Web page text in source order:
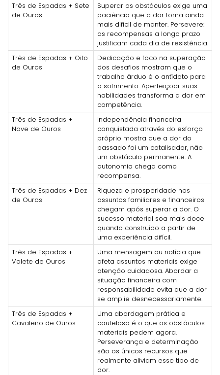
Três de Espadas + Sete
de Ouros
Superar os obstáculos exige uma
paciência que a dor torna ainda
mais difícil de manter. Persevere:
as recompensas a longo prazo
justificam cada dia de resistência.
Três de Espadas + Oito
de Ouros
Dedicação e foco na superação
dos desafios mostram que o
trabalho árduo é o antídoto para
o sofrimento. Aperfeiçoar suas
habilidades transforma a dor em
competência.
Três de Espadas +
Nove de Ouros
Independência financeira
conquistada através do esforço
próprio mostra que a dor do
passado foi um catalisador, não
um obstáculo permanente. A
autonomia chega como
recompensa.
Três de Espadas + Dez
de Ouros
Riqueza e prosperidade nos
assuntos familiares e financeiros
chegam após superar a dor. O
sucesso material soa mais doce
quando construído a partir de
uma experiência difícil.
Três de Espadas +
Valete de Ouros
Uma mensagem ou notícia que
afeta assuntos materiais exige
atenção cuidadosa. Abordar a
situação financeira com
responsabilidade evita que a dor
se amplie desnecessariamente.
Três de Espadas +
Cavaleiro de Ouros
Uma abordagem prática e
cautelosa é o que os obstáculos
materiais pedem agora.
Perseverança e determinação
são os únicos recursos que
realmente aliviam esse tipo de
dor.